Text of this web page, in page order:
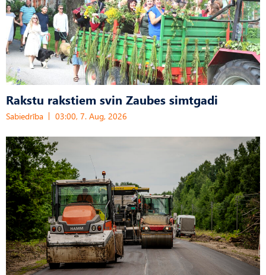
Rakstu rakstiem svin Zaubes simtgadi
Sabiedrība 03:00, 7. Aug, 2026